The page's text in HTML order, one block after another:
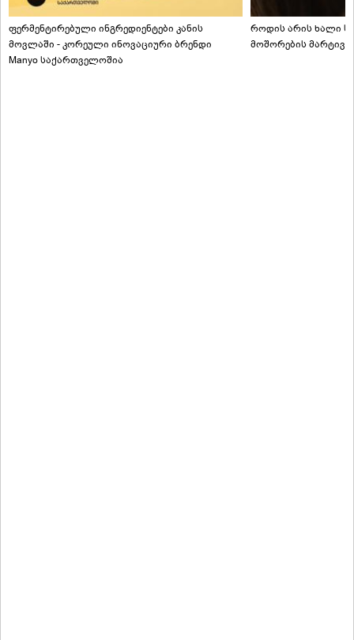
ფერმენტირებული ინგრედიენტები კანის
მოვლაში - კორეული ინოვაციური ბრენდი
Manyo საქართველოშია
როდის არის ხალი
მოშორების